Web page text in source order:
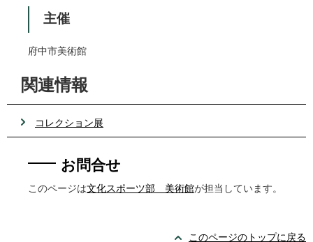
主催
府中市美術館
関連情報
コレクション展
お問合せ
このページは文化スポーツ部 美術館が担当しています。
このページのトップに戻る